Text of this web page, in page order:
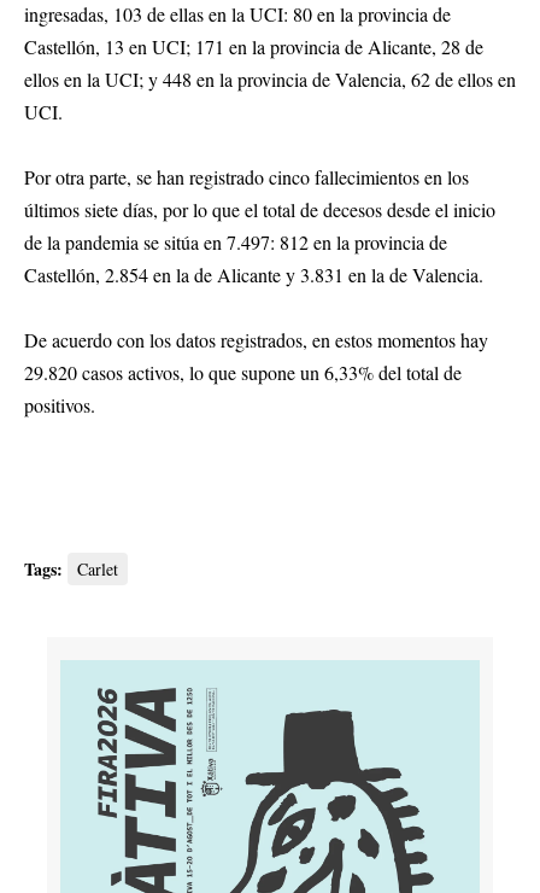
ingresadas, 103 de ellas en la UCI: 80 en la provincia de
Castellón, 13 en UCI; 171 en la provincia de Alicante, 28 de
ellos en la UCI; y 448 en la provincia de Valencia, 62 de ellos en
UCI.
Por otra parte, se han registrado cinco fallecimientos en los
últimos siete días, por lo que el total de decesos desde el inicio
de la pandemia se sitúa en 7.497: 812 en la provincia de
Castellón, 2.854 en la de Alicante y 3.831 en la de Valencia.
De acuerdo con los datos registrados, en estos momentos hay
29.820 casos activos, lo que supone un 6,33% del total de
positivos.
Tags: Carlet